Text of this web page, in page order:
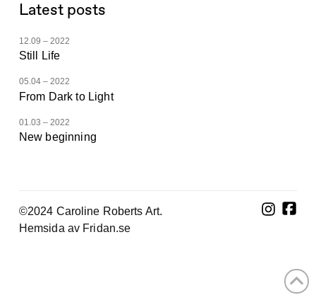
Latest posts
12.09 – 2022
Still Life
05.04 – 2022
From Dark to Light
01.03 – 2022
New beginning
©2024 Caroline Roberts Art.
Hemsida av Fridan.se